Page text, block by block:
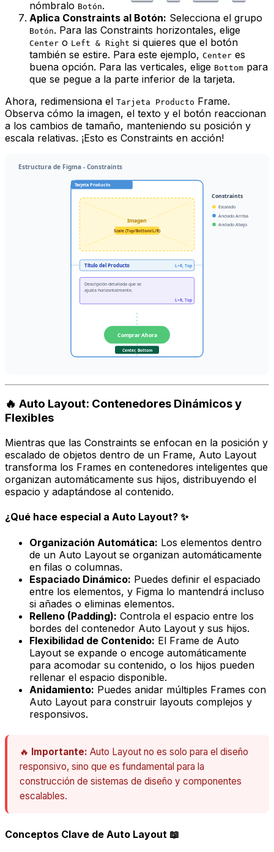
nómbralo Botón.
Aplica Constraints al Botón: Selecciona el grupo
Botón. Para las Constraints horizontales, elige
Center o Left & Right si quieres que el botón
también se estire. Para este ejemplo, Center es
buena opción. Para las verticales, elige Bottom para
que se pegue a la parte inferior de la tarjeta.
Ahora, redimensiona el Tarjeta Producto Frame.
Observa cómo la imagen, el texto y el botón reaccionan
a los cambios de tamaño, manteniendo su posición y
escala relativas. ¡Esto es Constraints en acción!
Estructura de Figma - Constraints
Tarjeta Producto
Imagen
Scale (Top/Bottom/L/R)
Título del Producto L+R, Top
Descripción detallada que se
ajusta horizontalmente.
L+R, Top
Comprar Ahora
Center, Bottom
Constraints
Escalado
Anclado Arriba
Anclado Abajo
🔥 Auto Layout: Contenedores Dinámicos y
Flexibles
Mientras que las Constraints se enfocan en la posición y
escalado de objetos dentro de un Frame, Auto Layout
transforma los Frames en contenedores inteligentes que
organizan automáticamente sus hijos, distribuyendo el
espacio y adaptándose al contenido.
¿Qué hace especial a Auto Layout? ✨
Organización Automática: Los elementos dentro
de un Auto Layout se organizan automáticamente
en filas o columnas.
Espaciado Dinámico: Puedes definir el espaciado
entre los elementos, y Figma lo mantendrá incluso
si añades o eliminas elementos.
Relleno (Padding): Controla el espacio entre los
bordes del contenedor Auto Layout y sus hijos.
Flexibilidad de Contenido: El Frame de Auto
Layout se expande o encoge automáticamente
para acomodar su contenido, o los hijos pueden
rellenar el espacio disponible.
Anidamiento: Puedes anidar múltiples Frames con
Auto Layout para construir layouts complejos y
responsivos.
🔥 Importante: Auto Layout no es solo para el diseño
responsivo, sino que es fundamental para la
construcción de sistemas de diseño y componentes
escalables.
Conceptos Clave de Auto Layout 📖